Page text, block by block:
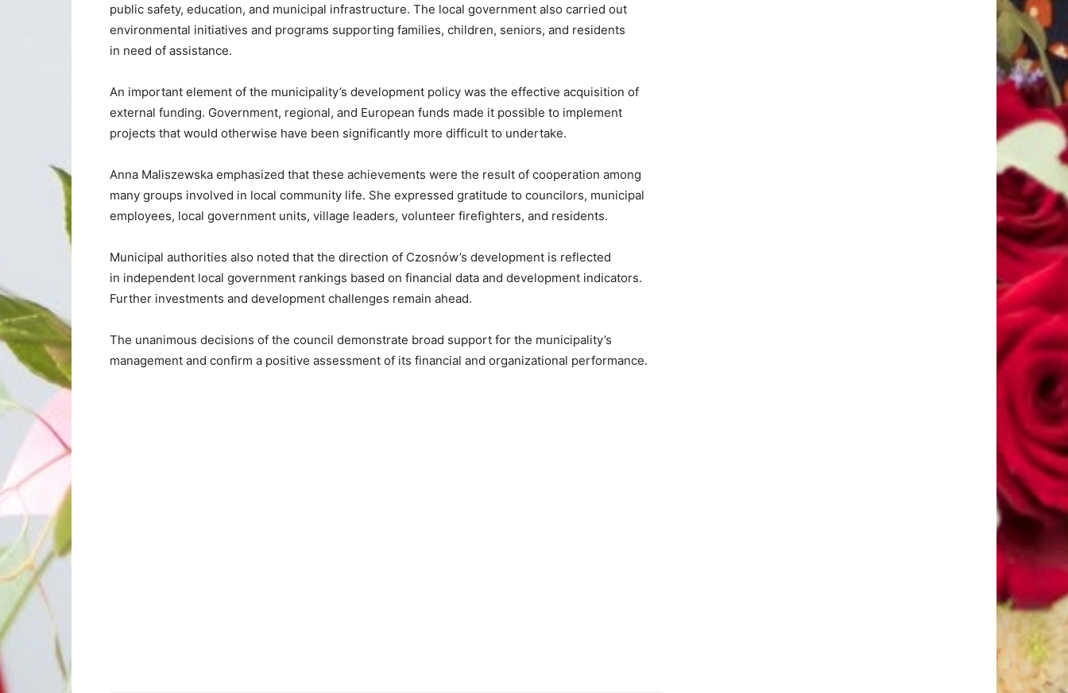
public safety, education, and municipal infrastructure. The local government also carried out
environmental initiatives and programs supporting families, children, seniors, and residents
in need of assistance.
An important element of the municipality’s development policy was the effective acquisition of
external funding. Government, regional, and European funds made it possible to implement
projects that would otherwise have been significantly more difficult to undertake.
Anna Maliszewska emphasized that these achievements were the result of cooperation among
many groups involved in local community life. She expressed gratitude to councilors, municipal
employees, local government units, village leaders, volunteer firefighters, and residents.
Municipal authorities also noted that the direction of Czosnów’s development is reflected
in independent local government rankings based on financial data and development indicators.
Further investments and development challenges remain ahead.
The unanimous decisions of the council demonstrate broad support for the municipality’s
management and confirm a positive assessment of its financial and organizational performance.